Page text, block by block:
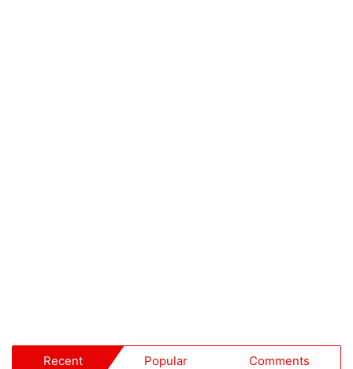
Recent Popular Comments